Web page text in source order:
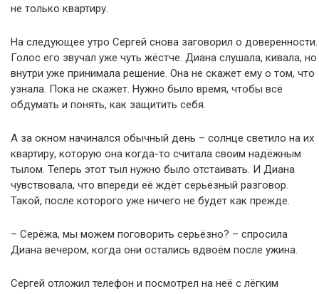
не только квартиру.
На следующее утро Сергей снова заговорил о доверенности.
Голос его звучал уже чуть жёстче. Диана слушала, кивала, но
внутри уже принимала решение. Она не скажет ему о том, что
узнала. Пока не скажет. Нужно было время, чтобы всё
обдумать и понять, как защитить себя.
А за окном начинался обычный день – солнце светило на их
квартиру, которую она когда-то считала своим надёжным
тылом. Теперь этот тыл нужно было отстаивать. И Диана
чувствовала, что впереди её ждёт серьёзный разговор.
Такой, после которого уже ничего не будет как прежде.
– Серёжа, мы можем поговорить серьёзно? – спросила
Диана вечером, когда они остались вдвоём после ужина.
Сергей отложил телефон и посмотрел на неё с лёгким